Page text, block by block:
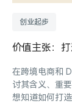
创业起步
价值主张：
在跨境电商和
讨其含义、重
想知道如何打